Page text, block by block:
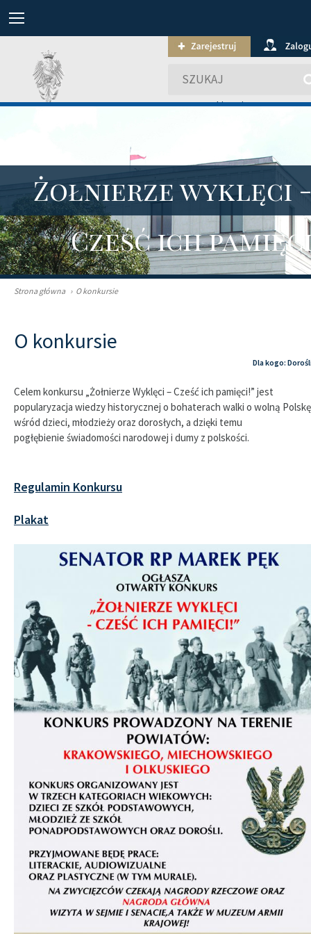
wyszukiwanie
Żołnierze wyklęci
Cześć ich
Strona główna › O konkursie
O konkursie
Dla kogo:
Celem konkursu „Żołnierze Wyklęci – Cześć ich pamięci!” jest
popularyzacja wiedzy historycznej o bohaterach walki o wolną
wśród dzieci, młodzieży oraz dorosłych, a dzięki temu
pogłębienie świadomości narodowej i dumy z polskości.
Regulamin Konkursu
Plakat